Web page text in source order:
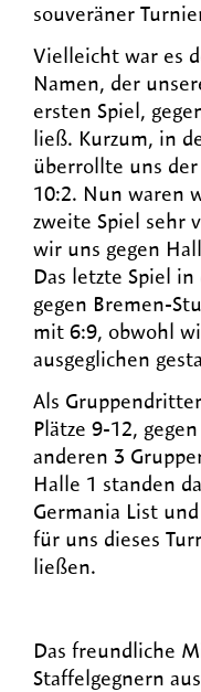
souveräner
Vielleicht war es
Namen, der
ersten Spiel,
ließ. Kurzum, in
überrollte uns der
10:2. Nun waren
zweite Spiel sehr
wir uns gegen
Das letzte Spiel
gegen Bremen-
mit 6:9, obwohl
ausgeglichen
Als
Plätze 9-12,
anderen 3
Halle 1 standen
Germania List
für uns dieses
ließen.
Das freundliche
Staffelgegnern